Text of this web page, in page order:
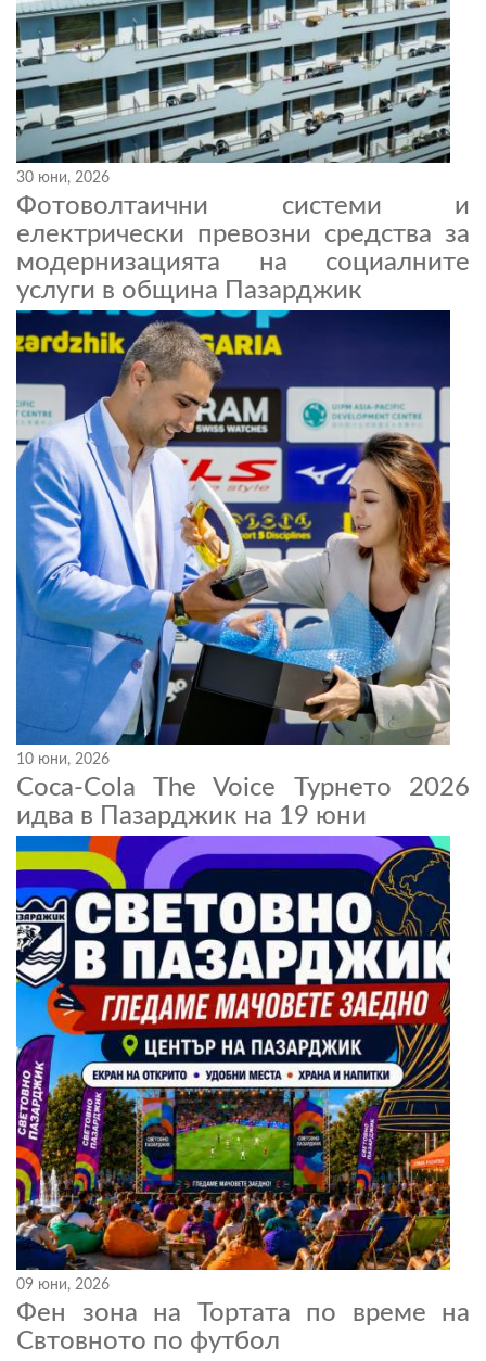
30 юни, 2026
Фотоволтаични системи и
електрически превозни средства за
модернизацията на социалните
услуги в община Пазарджик
10 юни, 2026
Coca-Cola The Voice Турнето 2026
идва в Пазарджик на 19 юни
09 юни, 2026
Фен зона на Тортата по време на
Свтовното по футбол